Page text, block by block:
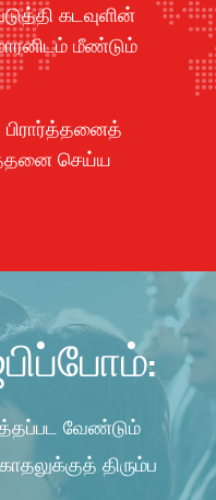
கடவுளின்
மீண்டும்
பிரார்த்தனைத்
செய்ய
வேண்டும்
திரும்ப